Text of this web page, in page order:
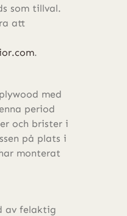
som tillval.
att
.
med
period
och brister i
på plats i
monterat
av felaktig